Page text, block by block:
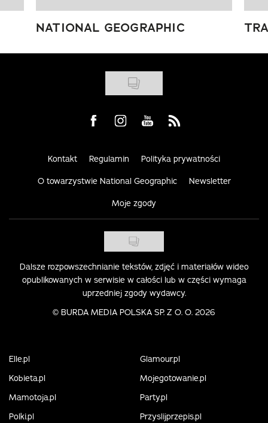
NATIONAL GEOGRAPHIC
Visit us on Facebook
Visit us on Instagram
Visit us on Youtube
Visit us on Rss
Kontakt Regulamin Polityka prywatności
O towarzystwie National Geographic Newsletter
Moje zgody
Dalsze rozpowszechnianie tekstów, zdjęć i materiałów wideo
opublikowanych w serwisie w całości lub w części wymaga
uprzedniej zgody wydawcy.
© BURDA MEDIA POLSKA SP. Z O. O. 2026
Elle.pl
Glamour.pl
Kobieta.pl
Mojegotowanie.pl
Mamotoja.pl
Party.pl
Polki.pl
Przyslijprzepis.pl